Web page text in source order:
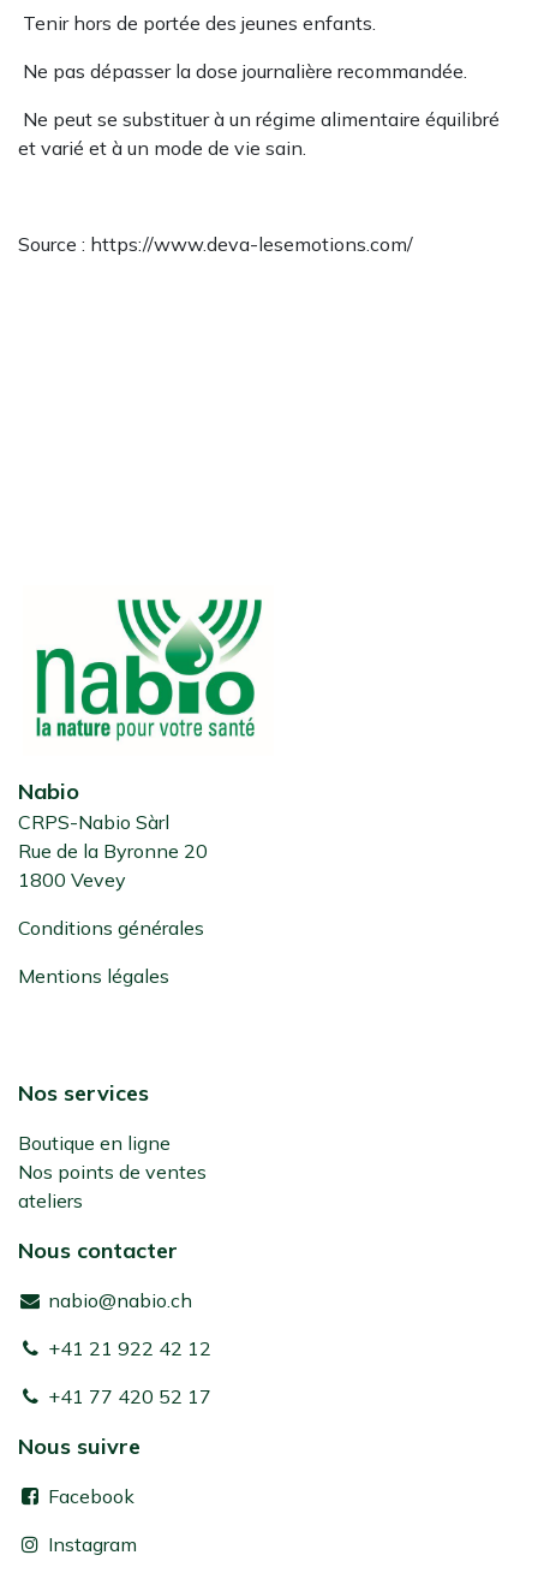
Tenir hors de portée des jeunes enfants.
Ne pas dépasser la dose journalière recommandée.
Ne peut se substituer à un régime alimentaire équilibré
et varié et à un mode de vie sain.
Source : https://www.deva-lesemotions.com/
Nabio
CRPS-Nabio Sàrl
Rue de la Byronne 20
1800 Vevey
Conditions générales
Mentions légales
Nos services
Boutique en ligne
Nos points de ventes
ateliers
Nous contacter
nabio@nabio.ch
+41 21 922 42 12
+41 77 420 52 17
Nous suivre
Facebook
Instagram